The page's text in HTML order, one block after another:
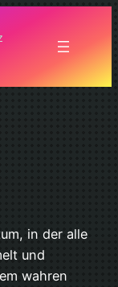
in der alle
und
wahren